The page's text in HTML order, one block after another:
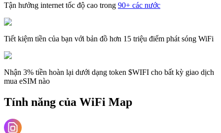
Tận hưởng internet tốc độ cao trong 90+ các nước
Tiết kiệm tiền của bạn với bản đồ hơn 15 triệu điểm phát sóng WiFi
Nhận 3% tiền hoàn lại dưới dạng token $WIFI cho bất kỳ giao dịch
mua eSIM nào
Tính năng của WiFi Map